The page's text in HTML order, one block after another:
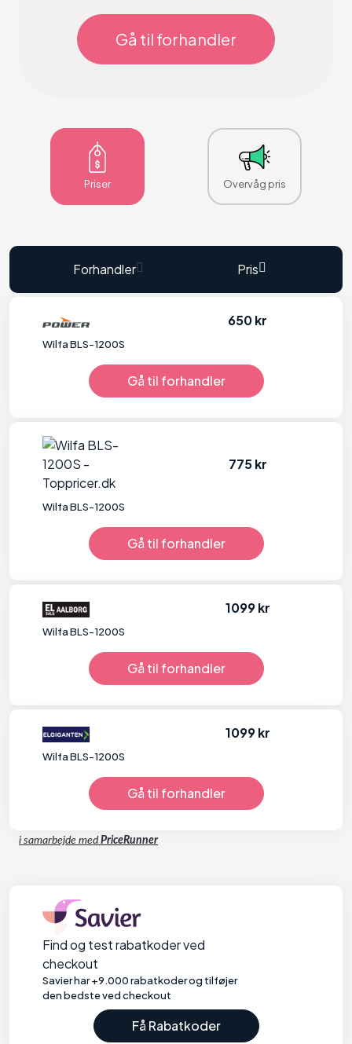
Gå til forhandler
Priser Overvåg pris
Forhandler Pris
Wilfa BLS-1200S
650 kr
Gå til forhandler
Wilfa BLS-1200S
775 kr
Gå til forhandler
Wilfa BLS-1200S
1099 kr
Gå til forhandler
Wilfa BLS-1200S
1099 kr
Gå til forhandler
i samarbejde med PriceRunner
Find og test rabatkoder ved
checkout
Savier har +9.000 rabatkoder og tilføjer
den bedste ved checkout
Få Rabatkoder